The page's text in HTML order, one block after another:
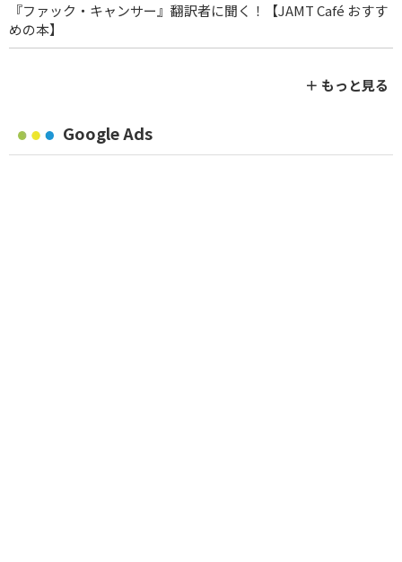
『ファック・キャンサー』翻訳者に聞く！【JAMT Café おすす
めの本】
＋ もっと見る
Google Ads